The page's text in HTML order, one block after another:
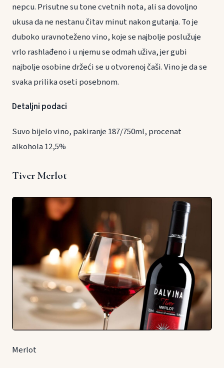
nepcu. Prisutne su tone cvetnih nota, ali sa dovoljno
ukusa da ne nestanu čitav minut nakon gutanja. To je
duboko uravnoteženo vino, koje se najbolje poslužuje
vrlo rashlađeno i u njemu se odmah uživa, jer gubi
najbolje osobine držeći se u otvorenoj čaši. Vino je da se
svaka prilika oseti posebnom.
Detaljni podaci
Suvo bijelo vino, pakiranje 187/750ml, procenat
alkohola 12,5%
Tiver Merlot
Merlot